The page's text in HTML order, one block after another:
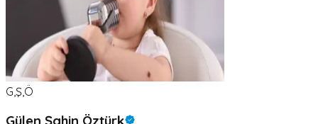
G,Ş,Ö
Gülen Şahin Öztürk